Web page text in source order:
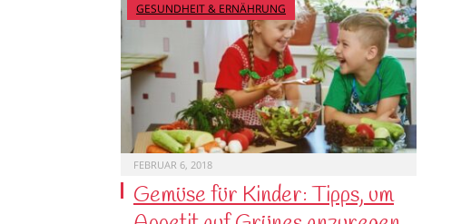
GESUNDHEIT & ERNÄHRUNG
FEBRUAR 6, 2018
Gemüse für Kinder: Tipps, um